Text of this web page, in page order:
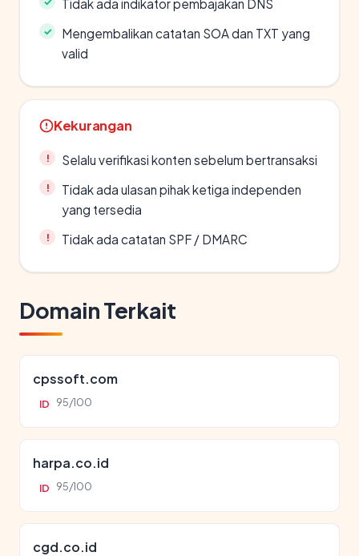
Tidak ada indikator pembajakan DNS
Mengembalikan catatan SOA dan TXT yang
valid
Kekurangan
Selalu verifikasi konten sebelum bertransaksi
Tidak ada ulasan pihak ketiga independen
yang tersedia
Tidak ada catatan SPF / DMARC
Domain Terkait
cpssoft.com
ID 95/100
harpa.co.id
ID 95/100
cgd.co.id